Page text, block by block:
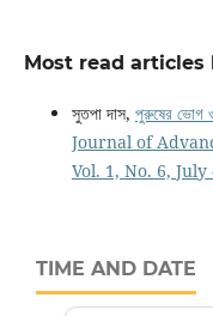
Most read articles
সুতপা দাস, পুরুষের ভোগ
Journal of
Vol. 1, No. 6,
TIME AND DATE